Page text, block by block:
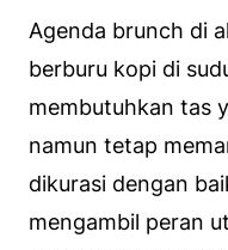
Agenda brunch di
berburu kopi di
membutuhkan tas
namun tetap
dikurasi dengan
mengambil peran